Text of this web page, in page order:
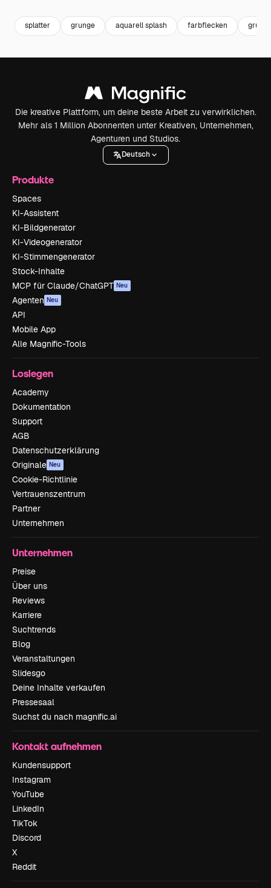
splatter grunge aquarell splash farbflecken
Die kreative Plattform, um deine beste Arbeit zu verwirklichen.
Mehr als 1 Million Abonnenten unter Kreativen, Unternehmen,
Agenturen und Studios.
Deutsch
Produkte
Spaces
KI-Assistent
KI-Bildgenerator
KI-Videogenerator
KI-Stimmengenerator
Stock-Inhalte
MCP für Claude/ChatGPT Neu
Agenten Neu
API
Mobile App
Alle Magnific-Tools
Loslegen
Academy
Dokumentation
Support
AGB
Datenschutzerklärung
Originale Neu
Cookie-Richtlinie
Vertrauenszentrum
Partner
Unternehmen
Unternehmen
Preise
Über uns
Reviews
Karriere
Suchtrends
Blog
Veranstaltungen
Slidesgo
Deine Inhalte verkaufen
Pressesaal
Suchst du nach magnific.ai
Kontakt aufnehmen
Kundensupport
Instagram
YouTube
LinkedIn
TikTok
Discord
X
Reddit